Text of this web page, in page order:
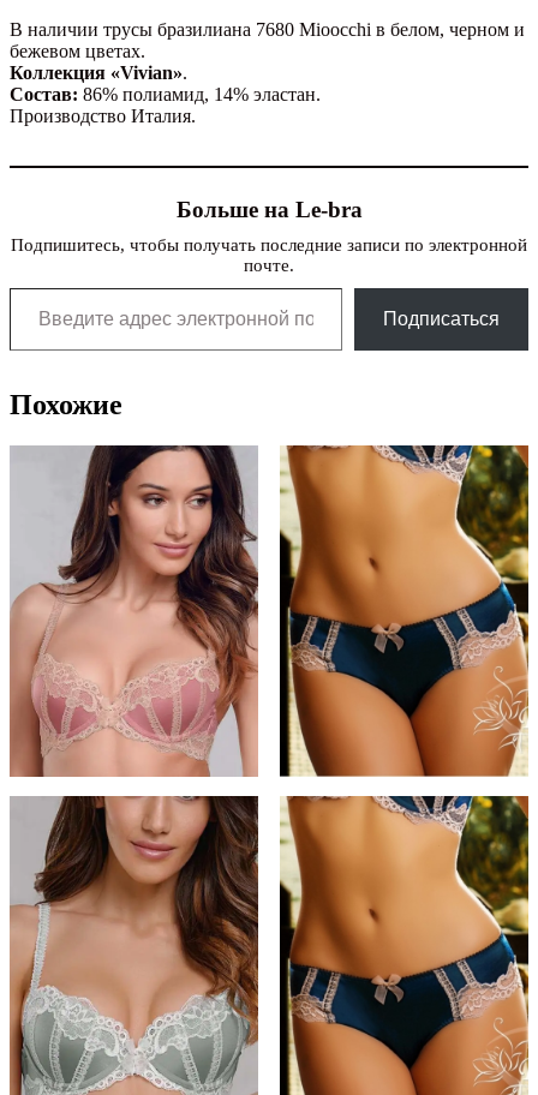
В наличии трусы бразилиана 7680 Mioocchi в белом, черном и
бежевом цветах.
Коллекция «Vivian».
Состав: 86% полиамид, 14% эластан.
Производство Италия.
Больше на Le-bra
Подпишитесь, чтобы получать последние записи по электронной
почте.
Введите адрес электронной почты…
Подписаться
Похожие